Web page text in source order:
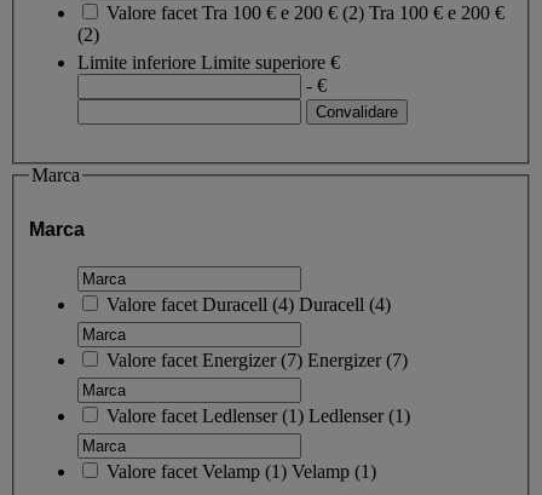
Valore facet Tra 100 € e 200 € (2) Tra 100 € e 200 €
(2)
Limite inferiore Limite superiore €
- €
Marca
Marca
Valore facet Duracell (4) Duracell (4)
Valore facet Energizer(7) Energizer(7)
Valore facet Ledlenser(1) Ledlenser(1)
Valore facet Velamp (1) Velamp (1)